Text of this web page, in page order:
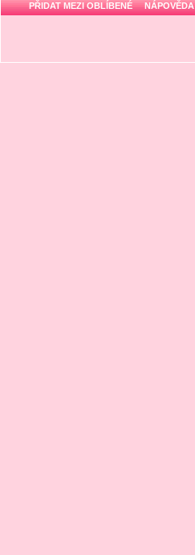
PŘIDAT MEZI OBLÍBENÉ NÁPOVĚDA